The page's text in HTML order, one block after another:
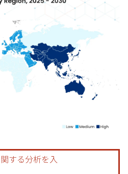
にはCC BY 4.0の表示が必要です。